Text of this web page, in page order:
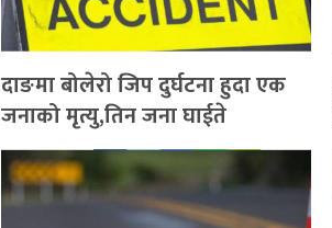
दाङमा बोलेरो जिप दुर्घटना हुदा एक
जनाको मृत्यु,तिन जना घाईते